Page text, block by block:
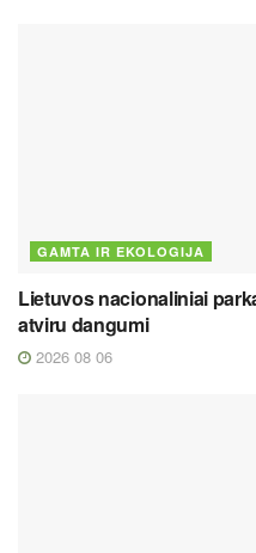
GAMTA IR EKOLOGIJA
Lietuvos nacionaliniai
atviru dangumi
2026 08 06